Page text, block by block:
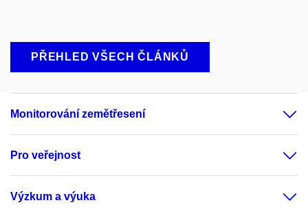
PŘEHLED VŠECH ČLÁNKŮ
Monitorování zemětřesení
Pro veřejnost
Výzkum a výuka